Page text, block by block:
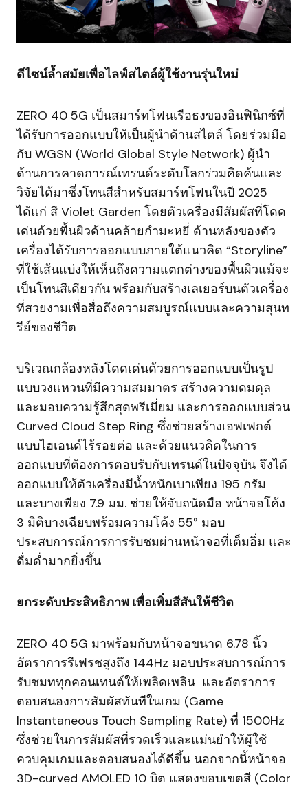
ดีไซน์ล้ำสมัยเพื่อไลฟ์สไตล์ผู้ใช้งานรุ่นใหม่
ZERO 40 5G เป็นสมาร์ทโฟนเรือธงของอินฟินิกซ์ที่
ได้รับการออกแบบให้เป็นผู้นำด้านสไตล์ โดยร่วมมือ
กับ WGSN (World Global Style Network) ผู้นำ
ด้านการคาดการณ์เทรนด์ระดับโลกร่วมคิดค้นและ
วิจัยได้มาซึ่งโทนสีสำหรับสมาร์ทโฟนในปี 2025
ได้แก่ สี Violet Garden โดยตัวเครื่องมีสัมผัสที่โดด
เด่นด้วยพื้นผิวด้านคล้ายกำมะหยี่ ด้านหลังของตัว
เครื่องได้รับการออกแบบภายใต้แนวคิด “Storyline”
ที่ใช้เส้นแบ่งให้เห็นถึงความแตกต่างของพื้นผิวแม้จะ
เป็นโทนสีเดียวกัน พร้อมกับสร้างเลเยอร์บนตัวเครื่อง
ที่สวยงามเพื่อสื่อถึงความสมบูรณ์แบบและความสุนท
รีย์ของชีวิต
บริเวณกล้องหลังโดดเด่นด้วยการออกแบบเป็นรูป
แบบวงแหวนที่มีความสมมาตร สร้างความดมดุล
และมอบความรู้สึกสุดพรีเมี่ยม และการออกแบบส่วน
Curved Cloud Step Ring ซึ่งช่วยสร้างเอฟเฟกต์
แบบไฮเอนด์ไร้รอยต่อ และด้วยแนวคิดในการ
ออกแบบที่ต้องการตอบรับกับเทรนด์ในปัจจุบัน จึงได้
ออกแบบให้ตัวเครื่องมีน้ำหนักเบาเพียง 195 กรัม
และบางเพียง 7.9 มม. ช่วยให้จับถนัดมือ หน้าจอโค้ง
3 มิติบางเฉียบพร้อมความโค้ง 55° มอบ
ประสบการณ์การการรับชมผ่านหน้าจอที่เต็มอิ่ม และ
ดื่มด่ำมากยิ่งขึ้น
ยกระดับประสิทธิภาพ เพื่อเพิ่มสีสันให้ชีวิต
ZERO 40 5G มาพร้อมกับหน้าจอขนาด 6.78 นิ้ว
อัตราการรีเฟรชสูงถึง 144Hz มอบประสบการณ์การ
รับชมททุกคอนเทนต์ให้เพลิดเพลิน และอัตราการ
ตอบสนองการสัมผัสทันทีในเกม (Game
Instantaneous Touch Sampling Rate) ที่ 1500Hz
ซึ่งช่วยในการสัมผัสที่รวดเร็วและแม่นยำให้ผู้ใช้
ควบคุมเกมและตอบสนองได้ดีขึ้น นอกจากนี้หน้าจอ
3D-curved AMOLED 10 บิต แสดงขอบเขตสี (Color